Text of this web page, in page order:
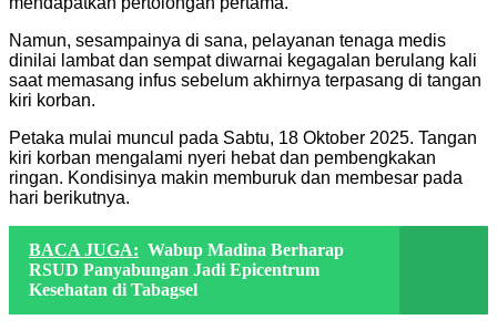
Namun, sesampainya di sana, pelayanan tenaga medis
dinilai lambat dan sempat diwarnai kegagalan berulang kali
saat memasang infus sebelum akhirnya terpasang di tangan
kiri korban.
Petaka mulai muncul pada Sabtu, 18 Oktober 2025. Tangan
kiri korban mengalami nyeri hebat dan pembengkakan
ringan. Kondisinya makin memburuk dan membesar pada
hari berikutnya.
BACA JUGA: Wabup Madina Berharap
RSUD Panyabungan Jadi Epicentrum
Kesehatan di Tabagsel